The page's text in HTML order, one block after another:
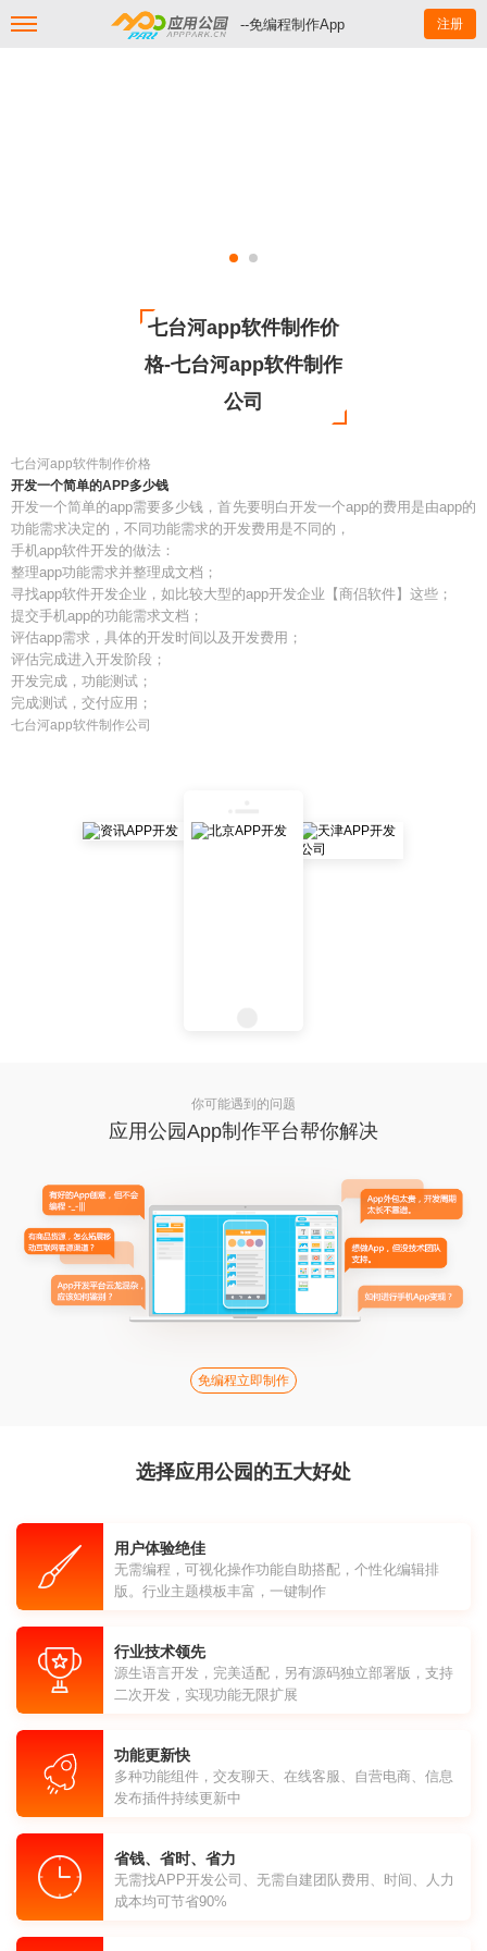
--免编程制作App 注册
七台河app软件制作价
格-七台河app软件制作
公司
七台河app软件制作价格
开发一个简单的APP多少钱
开发一个简单的app需要多少钱，首先要明白开发一个app的费用是由app的
功能需求决定的，不同功能需求的开发费用是不同的，
手机app软件开发的做法：
整理app功能需求并整理成文档；
寻找app软件开发企业，如比较大型的app开发企业【商侣软件】这些；
提交手机app的功能需求文档；
评估app需求，具体的开发时间以及开发费用；
评估完成进入开发阶段；
开发完成，功能测试；
完成测试，交付应用；
七台河app软件制作公司
你可能遇到的问题
应用公园App制作平台帮你解决
免编程立即制作
选择应用公园的五大好处
用户体验绝佳
无需编程，可视化操作功能自助搭配，个性化编辑排
版。行业主题模板丰富，一键制作
行业技术领先
源生语言开发，完美适配，另有源码独立部署版，支持
二次开发，实现功能无限扩展
功能更新快
多种功能组件，交友聊天、在线客服、自营电商、信息
发布插件持续更新中
省钱、省时、省力
无需找APP开发公司、无需自建团队费用、时间、人力
成本均可节省90%